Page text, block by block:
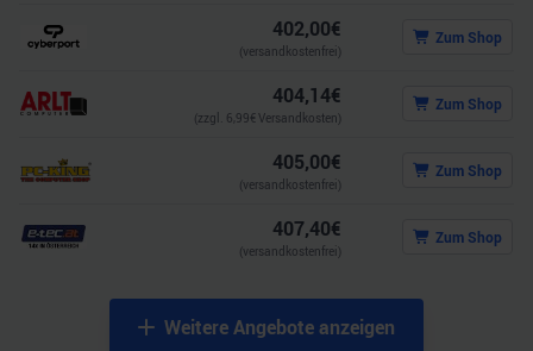
402,00€
(versandkostenfrei)
Zum Shop
404,14€
(zzgl. 6,99€ Versandkosten)
Zum Shop
405,00€
(versandkostenfrei)
Zum Shop
407,40€
(versandkostenfrei)
Zum Shop
Weitere Angebote anzeigen